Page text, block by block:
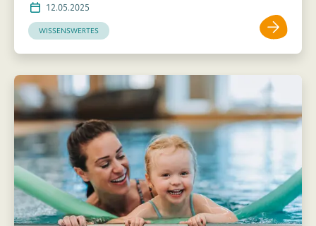
12.05.2025
WISSENSWERTES